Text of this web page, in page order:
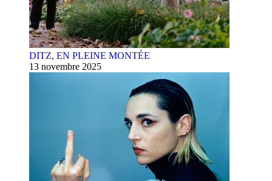
DITZ, EN PLEINE MONTÉE
13 novembre 2025